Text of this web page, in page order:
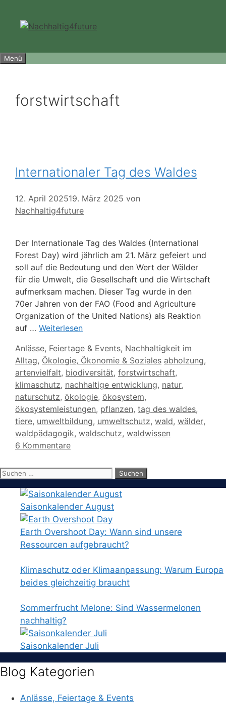
springen
Menü
forstwirtschaft
Internationaler Tag des Waldes
12. April 202519. März 2025 von
Nachhaltig4future
Der Internationale Tag des Waldes (International
Forest Day) wird jährlich am 21. März gefeiert und
soll auf die Bedeutung und den Wert der Wälder
für die Umwelt, die Gesellschaft und die Wirtschaft
aufmerksam machen. Dieser Tag wurde in den
70er Jahren von der FAO (Food and Agriculture
Organization of the United Nations) als Reaktion
auf … Weiterlesen
Kategorien
Anlässe, Feiertage & Events, Nachhaltigkeit im
Alltag, Ökologie, Ökonomie & Soziales Schlagwörter
abholzung,
artenvielfalt, biodiversität, forstwirtschaft,
klimaschutz, nachhaltige entwicklung, natur,
naturschutz, ökologie, ökosystem,
ökosystemleistungen, pflanzen, tag des waldes,
tiere, umweltbildung, umweltschutz, wald, wälder,
waldpädagogik, waldschutz, waldwissen
6 Kommentare
Suchen
Saisonkalender August
Earth Overshoot Day: Wann sind unsere
Ressourcen aufgebraucht?
Klimaschutz oder Klimaanpassung: Warum Europa
beides gleichzeitig braucht
Sommerfrucht Melone: Sind Wassermelonen
nachhaltig?
Saisonkalender Juli
Blog Kategorien
Anlässe, Feiertage & Events